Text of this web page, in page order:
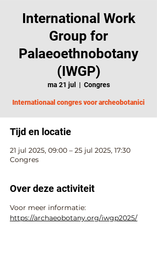
International Work
Group for
Palaeoethnobotany
(IWGP)
ma 21 jul
  |
Congres
Internationaal congres voor archeobotanici
Tijd en locatie
21 jul 2025, 09:00 – 25 jul 2025, 17:30
Congres
Over deze activiteit
Voor meer informatie:
https://archaeobotany.org/iwgp2025/